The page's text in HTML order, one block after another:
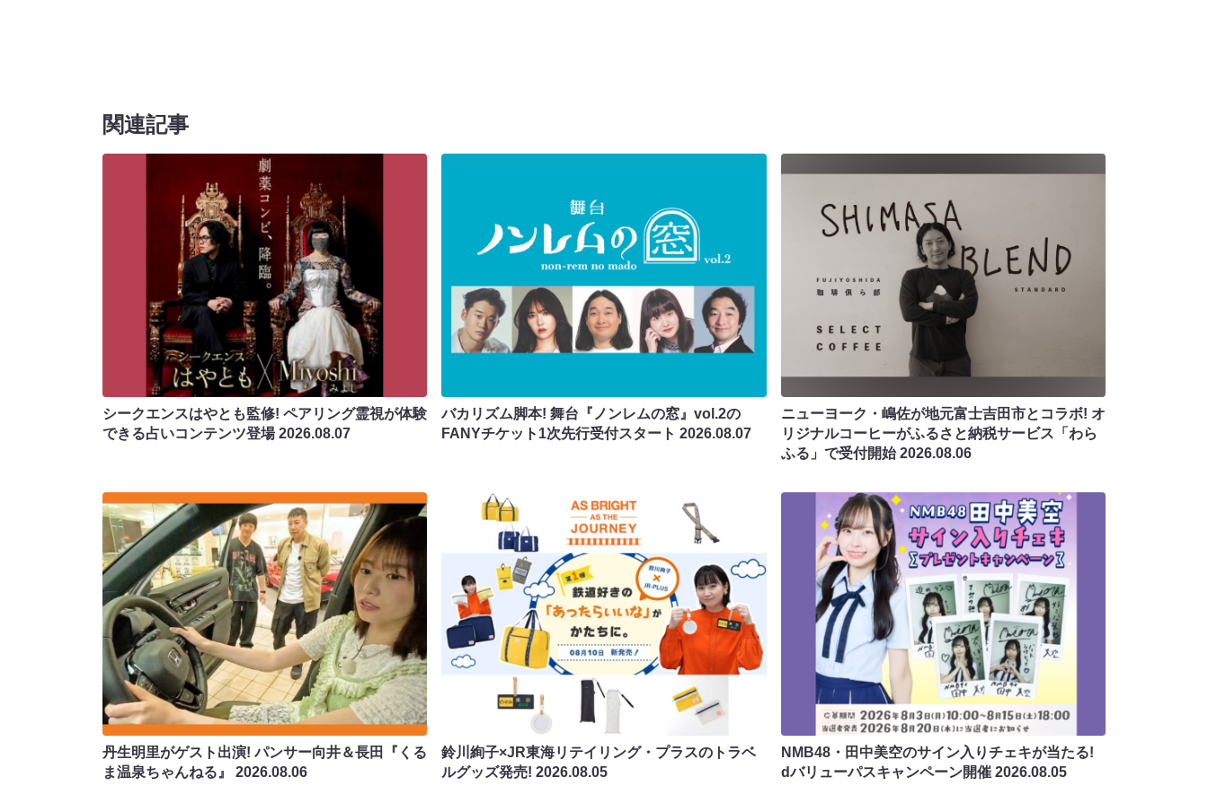
関連記事
シークエンスはやとも監修! ペアリング霊視が体験
できる占いコンテンツ登場2026.08.07
バカリズム脚本! 舞台『ノンレムの窓』vol.2の
FANYチケット1次先行受付スタート2026.08.07
ニューヨーク・嶋佐が地元富士吉田市とコラボ! オ
リジナルコーヒーがふるさと納税サービス「わら
ふる」で受付開始2026.08.06
丹生明里がゲスト出演! パンサー向井＆長田『くる
ま温泉ちゃんねる』 2026.08.06
鈴川絢子×JR東海リテイリング・プラスのトラベ
ルグッズ発売!2026.08.05
NMB48・田中美空のサイン入りチェキが当たる!
dバリューパスキャンペーン開催 2026.08.05